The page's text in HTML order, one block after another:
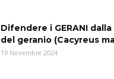
Difendere i GERANI dalla
del geranio (Cacyreus
19 Novembre 2024